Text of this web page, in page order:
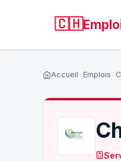
🇨🇭
Accueil Emplois